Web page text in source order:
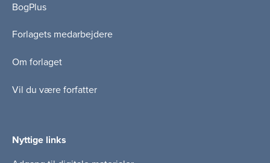
BogPlus
Forlagets medarbejdere
Om forlaget
Vil du være forfatter
Nyttige links